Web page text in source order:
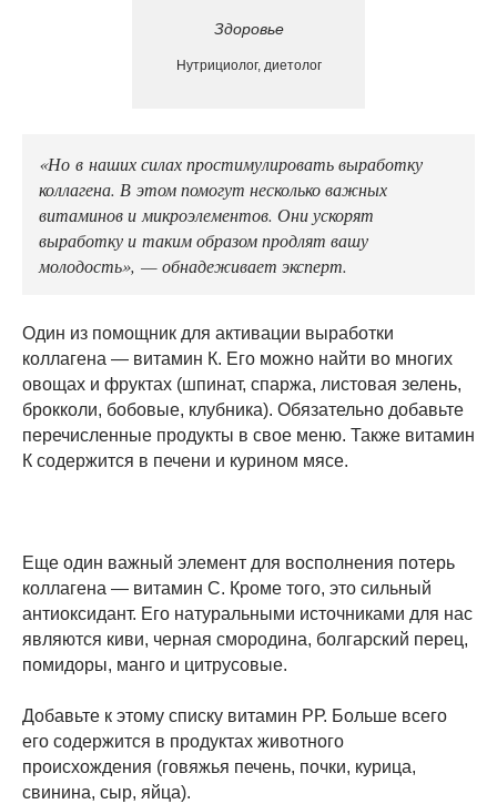
Здоровье
Нутрициолог, диетолог
«Но в наших силах простимулировать выработку
коллагена. В этом помогут несколько важных
витаминов и микроэлементов. Они ускорят
выработку и таким образом продлят вашу
молодость», — обнадеживает эксперт.
Один из помощник для активации выработки
коллагена — витамин К. Его можно найти во многих
овощах и фруктах (шпинат, спаржа, листовая зелень,
брокколи, бобовые, клубника). Обязательно добавьте
перечисленные продукты в свое меню. Также витамин
К содержится в печени и курином мясе.
Еще один важный элемент для восполнения потерь
коллагена — витамин С. Кроме того, это сильный
антиоксидант. Его натуральными источниками для нас
являются киви, черная смородина, болгарский перец,
помидоры, манго и цитрусовые.
Добавьте к этому списку витамин РР. Больше всего
его содержится в продуктах животного
происхождения (говяжья печень, почки, курица,
свинина, сыр, яйца).